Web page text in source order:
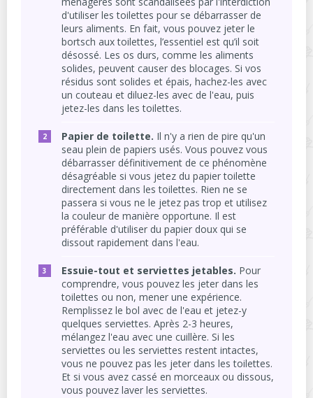
d'utiliser les toilettes pour se débarrasser de
leurs aliments. En fait, vous pouvez jeter le
bortsch aux toilettes, l’essentiel est qu’il soit
désossé. Les os durs, comme les aliments
solides, peuvent causer des blocages. Si vos
résidus sont solides et épais, hachez-les avec
un couteau et diluez-les avec de l'eau, puis
jetez-les dans les toilettes.
Papier de toilette. Il n'y a rien de pire qu'un
seau plein de papiers usés. Vous pouvez vous
débarrasser définitivement de ce phénomène
désagréable si vous jetez du papier toilette
directement dans les toilettes. Rien ne se
passera si vous ne le jetez pas trop et utilisez
la couleur de manière opportune. Il est
préférable d'utiliser du papier doux qui se
dissout rapidement dans l'eau.
Essuie-tout et serviettes jetables. Pour
comprendre, vous pouvez les jeter dans les
toilettes ou non, mener une expérience.
Remplissez le bol avec de l'eau et jetez-y
quelques serviettes. Après 2-3 heures,
mélangez l'eau avec une cuillère. Si les
serviettes ou les serviettes restent intactes,
vous ne pouvez pas les jeter dans les toilettes.
Et si vous avez cassé en morceaux ou dissous,
vous pouvez laver les serviettes.